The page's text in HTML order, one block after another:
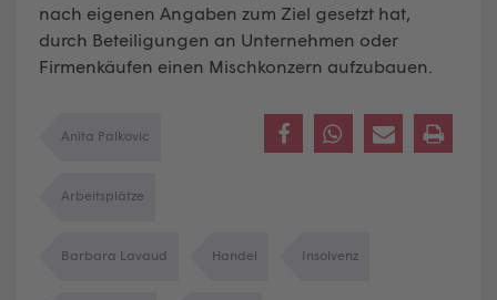
nach eigenen Angaben zum Ziel gesetzt hat,
durch Beteiligungen an Unternehmen oder
Firmenkäufen einen Mischkonzern aufzubauen.
Anita Palkovic
Arbeitsplätze
Barbara Lavaud Handel Insolvenz